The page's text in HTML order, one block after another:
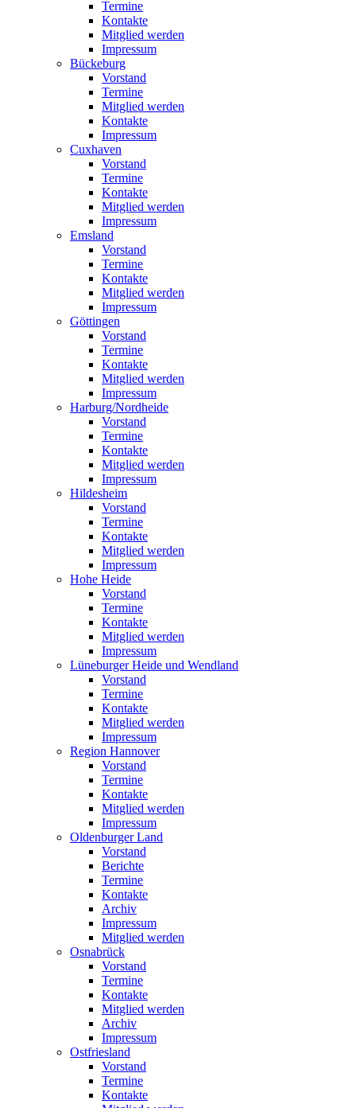
Termine
Kontakte
Mitglied werden
Impressum
Bückeburg
Vorstand
Termine
Mitglied werden
Kontakte
Impressum
Cuxhaven
Vorstand
Termine
Kontakte
Mitglied werden
Impressum
Emsland
Vorstand
Termine
Kontakte
Mitglied werden
Impressum
Göttingen
Vorstand
Termine
Kontakte
Mitglied werden
Impressum
Harburg/Nordheide
Vorstand
Termine
Kontakte
Mitglied werden
Impressum
Hildesheim
Vorstand
Termine
Kontakte
Mitglied werden
Impressum
Hohe Heide
Vorstand
Termine
Kontakte
Mitglied werden
Impressum
Lüneburger Heide und Wendland
Vorstand
Termine
Kontakte
Mitglied werden
Impressum
Region Hannover
Vorstand
Termine
Kontakte
Mitglied werden
Impressum
Oldenburger Land
Vorstand
Berichte
Termine
Kontakte
Archiv
Impressum
Mitglied werden
Osnabrück
Vorstand
Termine
Kontakte
Mitglied werden
Archiv
Impressum
Ostfriesland
Vorstand
Termine
Kontakte